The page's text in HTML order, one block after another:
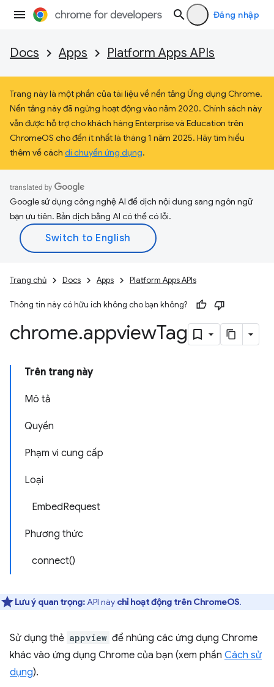
Đăng nhập
Docs Apps Platform Apps APIs
Trang này là một phần của tài liệu về nền tảng Ứng dụng Chrome.
Nền tảng này đã ngừng hoạt động vào năm 2020. Chính sách này
vẫn được hỗ trợ cho khách hàng Enterprise và Education trên
ChromeOS cho đến ít nhất là tháng 1 năm 2025. Hãy tìm hiểu
thêm về cách di chuyển ứng dụng.
Google sử dụng công nghệ AI để dịch nội dung sang ngôn ngữ
bạn ưu tiên. Bản dịch bằng AI có thể có lỗi.
Trang chủ Docs Apps Platform Apps APIs
Thông tin này có hữu ích không cho bạn không?
chrome.appviewTag
Trên trang này
Mô tả
Quyền
Phạm vi cung cấp
Loại
EmbedRequest
Phương thức
connect()
Lưu ý quan trọng:API này chỉ hoạt động trên ChromeOS.
Sử dụng thẻ appview để nhúng các ứng dụng Chrome
khác vào ứng dụng Chrome của bạn (xem phần Cách sử
dụng).